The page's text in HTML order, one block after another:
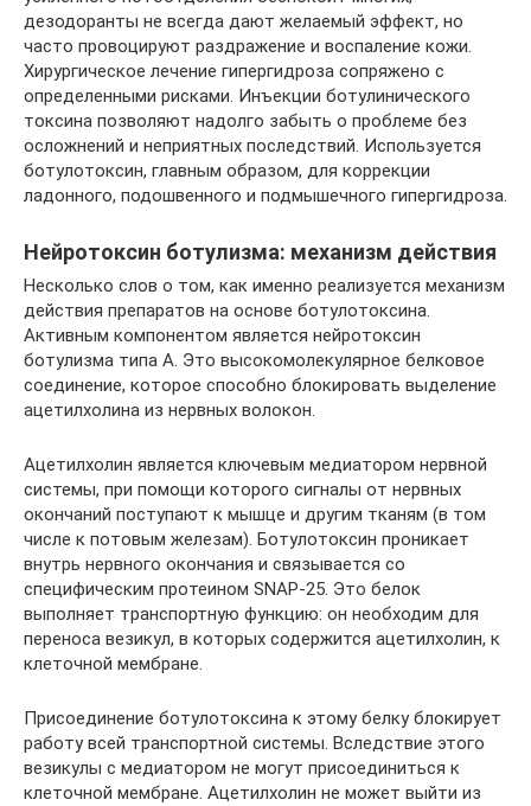
дезодоранты не всегда дают желаемый эффект, но
часто провоцируют раздражение и воспаление кожи.
Хирургическое лечение гипергидроза сопряжено с
определенными рисками. Инъекции ботулинического
токсина позволяют надолго забыть о проблеме без
осложнений и неприятных последствий. Используется
ботулотоксин, главным образом, для коррекции
ладонного, подошвенного и подмышечного гипергидроза.
Нейротоксин ботулизма: механизм действия
Несколько слов о том, как именно реализуется механизм
действия препаратов на основе ботулотоксина.
Активным компонентом является нейротоксин
ботулизма типа А. Это высокомолекулярное белковое
соединение, которое способно блокировать выделение
ацетилхолина из нервных волокон.
Ацетилхолин является ключевым медиатором нервной
системы, при помощи которого сигналы от нервных
окончаний поступают к мышце и другим тканям (в том
числе к потовым железам). Ботулотоксин проникает
внутрь нервного окончания и связывается со
специфическим протеином SNAP-25. Это белок
выполняет транспортную функцию: он необходим для
переноса везикул, в которых содержится ацетилхолин, к
клеточной мембране.
Присоединение ботулотоксина к этому белку блокирует
работу всей транспортной системы. Вследствие этого
везикулы с медиатором не могут присоединиться к
клеточной мембране. Ацетилхолин не может выйти из